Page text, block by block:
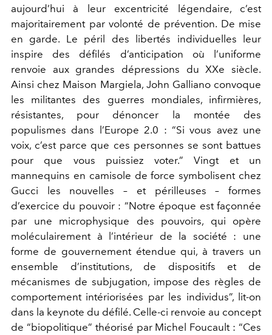
aujourd’hui à leur excentricité légendaire, c’est
majoritairement par volonté de prévention. De mise
en garde. Le péril des libertés individuelles leur
inspire des défilés d’anticipation où l’uniforme
renvoie aux grandes dépressions du XXe siècle.
Ainsi chez Maison Margiela, John Galliano convoque
les militantes des guerres mondiales, infirmières,
résistantes, pour dénoncer la montée des
populismes dans l’Europe 2.0 : “Si vous avez une
voix, c’est parce que ces personnes se sont battues
pour que vous puissiez voter.” Vingt et un
mannequins en camisole de force symbolisent chez
Gucci les nouvelles – et périlleuses – formes
d’exercice du pouvoir : “Notre époque est façonnée
par une microphysique des pouvoirs, qui opère
moléculairement à l’intérieur de la société : une
forme de gouvernement étendue qui, à travers un
ensemble d’institutions, de dispositifs et de
mécanismes de subjugation, impose des règles de
comportement intériorisées par les individus”, lit-on
dans la keynote du défilé. Celle-ci renvoie au concept
de “biopolitique” théorisé par Michel Foucault : “Ces